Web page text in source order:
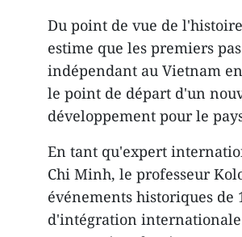
Du point de vue de
estime que les premiers
indépendant au Vietnam
le point de départ d'un
développement pour le
En tant qu'expert
Chi Minh, le professeur
événements historiques de
d'intégration